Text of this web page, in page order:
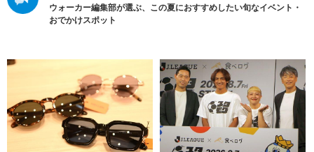
ウォーカー編集部が選ぶ、この夏におすすめしたい旬なイベント・
おでかけスポット